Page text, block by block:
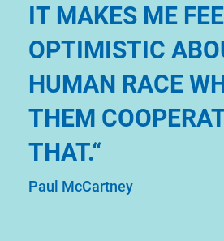
IT MAKES ME
OPTIMISTIC
HUMAN RACE
THEM
THAT.“
Paul McCartney